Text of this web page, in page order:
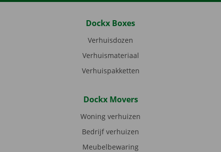
Dockx Boxes
Verhuisdozen
Verhuismateriaal
Verhuispakketten
Dockx Movers
Woning verhuizen
Bedrijf verhuizen
Meubelbewaring